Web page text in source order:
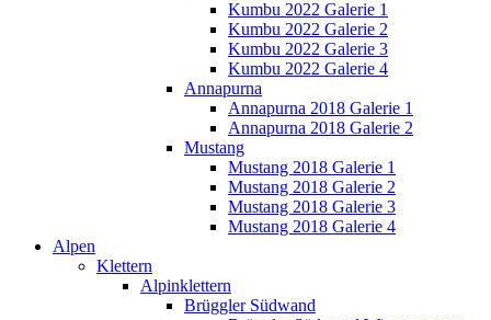
Kumbu 2022 Galerie 1
Kumbu 2022 Galerie 2
Kumbu 2022 Galerie 3
Kumbu 2022 Galerie 4
Annapurna
Annapurna 2018 Galerie 1
Annapurna 2018 Galerie 2
Mustang
Mustang 2018 Galerie 1
Mustang 2018 Galerie 2
Mustang 2018 Galerie 3
Mustang 2018 Galerie 4
Alpen
Klettern
Alpinklettern
Brüggler Südwand